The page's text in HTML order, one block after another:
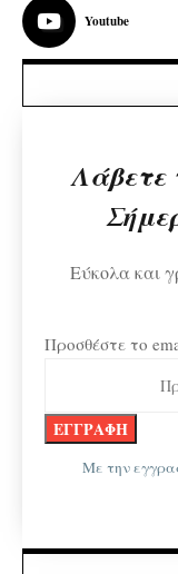
Youtube
Λάβετε
Εύκολα και
Προσθέστε το
Με την